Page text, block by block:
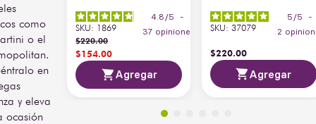
como
o el
en
y eleva
ocasión
4.8/5
-
37 opiniones
SKU: 1869
$220.00
$154.00
Agregar
5 /5
-
2
SKU: 37079
$220.00
Agregar